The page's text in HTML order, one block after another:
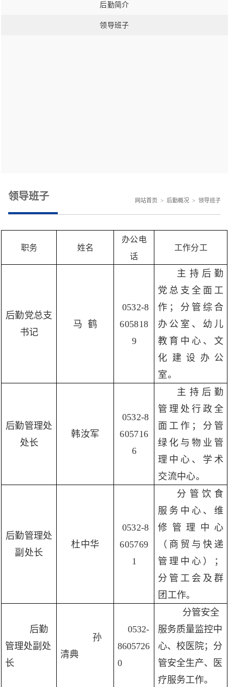
后勤简介
领导班子
领导班子 网站首页 > 后勤概况 >领导班子
职务 姓名
办公电
话
工作分工
后勤党总支
书记
马 鹤
0532-8
605818
9
主持后勤
党总支全面工
作；分管综合
办公室、幼儿
教育中心、文
化建设办公
室。
后勤管理处
处长
韩汝军
0532-8
605716
6
主持后勤
管理处行政全
面工作；分管
绿化与物业管
理中心、学术
交流中心。
后勤管理处
副处长
杜中华
0532-8
605769
1
分管饮食
服务中心、维
修管理中心
（商贸与快递
管理中心）；
分管工会及群
团工作。
后勤
管理处副处
长
孙
清典
0532-
8605726
0
分管安全
服务质量监控中
心、校医院；分
管安全生产、医
疗服务工作。